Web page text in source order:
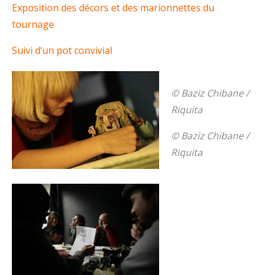
Exposition des décors et des marionnettes du
tournage
Suivi d’un pot convivial
© Baziz Chibane /
Riquita
© Baziz Chibane /
Riquita